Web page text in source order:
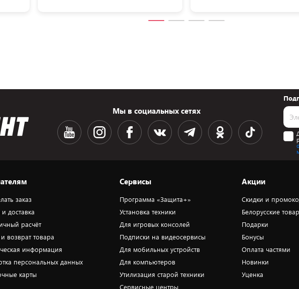
Мы в социальных сетях
заказ
доставка
расчёт
возврат товара
информация
персональных данных
карты
Сервисы
Программа «Защита+»
Установка техники
Для игровых консолей
Подписки на видеосервисы
Для мобильных устройств
Для компьютеров
Утилизация старой техники
Сервисные центры
Акции
Скидки и
Белорусские
Подарки
Бонусы
Оплата частями
Новинки
Уценка